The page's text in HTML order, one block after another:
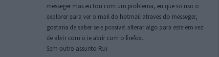
messeger mas eu tou com um problema, eu que so uso o
explorer para ver o mail do hotmail atraves do messeger,
gostaria de saber se e possivel alterar algo para este em vez
de abrir com o ie abrir com o firefox.
Sem outro assunto Rui